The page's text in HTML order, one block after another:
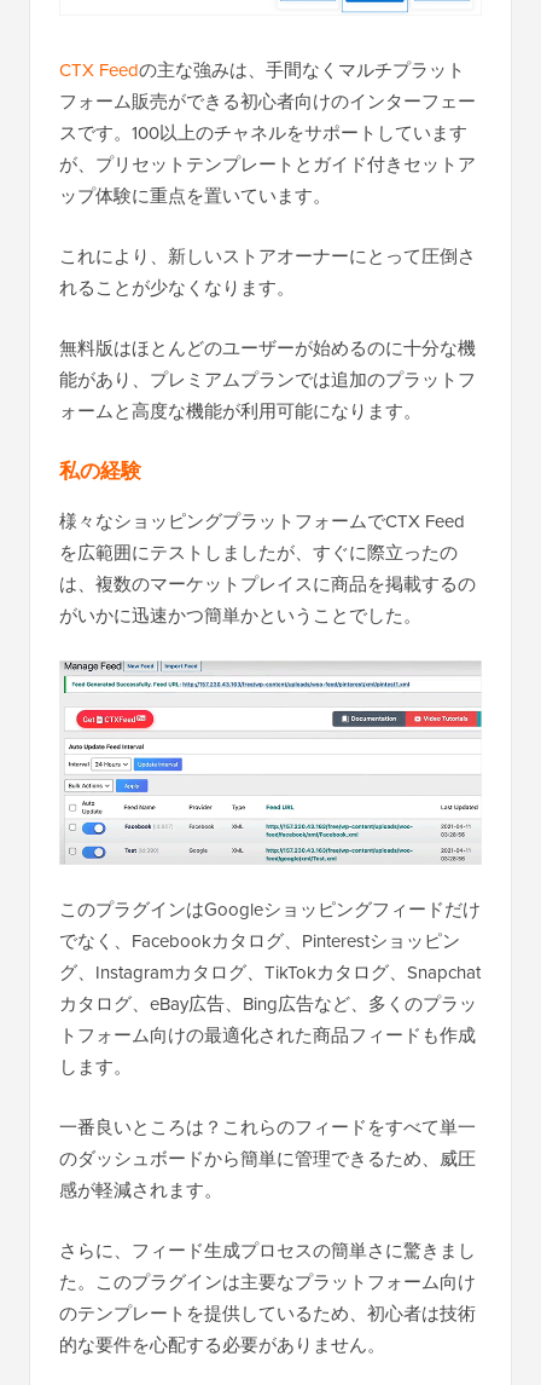
CTX Feedの主な強みは、手間なくマルチプラット
フォーム販売ができる初心者向けのインターフェー
スです。100以上のチャネルをサポートしています
が、プリセットテンプレートとガイド付きセットア
ップ体験に重点を置いています。
これにより、新しいストアオーナーにとって圧倒さ
れることが少なくなります。
無料版はほとんどのユーザーが始めるのに十分な機
能があり、プレミアムプランでは追加のプラットフ
ォームと高度な機能が利用可能になります。
私の経験
様々なショッピングプラットフォームでCTX Feed
を広範囲にテストしましたが、すぐに際立ったの
は、複数のマーケットプレイスに商品を掲載するの
がいかに迅速かつ簡単かということでした。
このプラグインはGoogleショッピングフィードだけ
でなく、Facebookカタログ、Pinterestショッピン
グ、Instagramカタログ、TikTokカタログ、Snapchat
カタログ、eBay広告、Bing広告など、多くのプラッ
トフォーム向けの最適化された商品フィードも作成
します。
一番良いところは？これらのフィードをすべて単一
のダッシュボードから簡単に管理できるため、威圧
感が軽減されます。
さらに、フィード生成プロセスの簡単さに驚きまし
た。このプラグインは主要なプラットフォーム向け
のテンプレートを提供しているため、初心者は技術
的な要件を心配する必要がありません。